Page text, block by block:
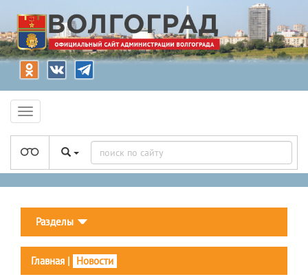
Разделы
Главная | Новости